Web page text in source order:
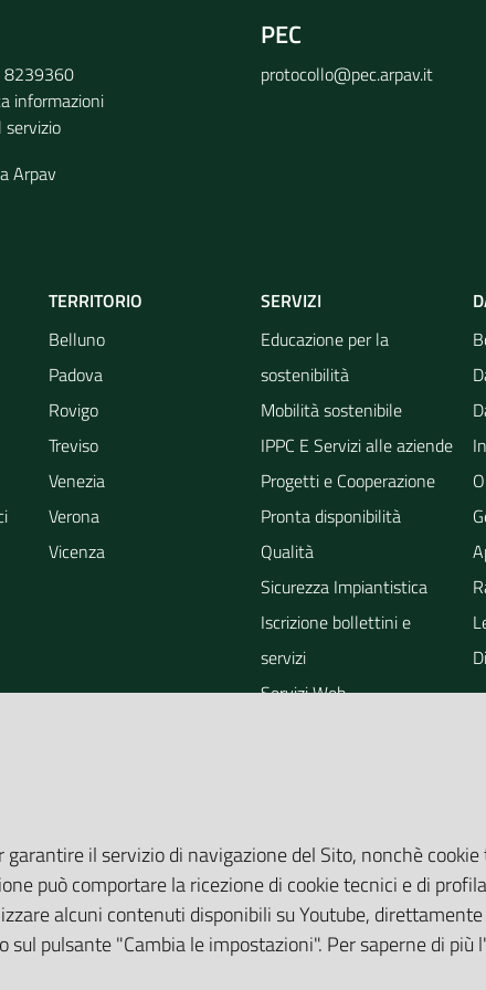
8239360
informazioni
Arpav
PEC
protocollo@pec.arpav.it
TERRITORIO
Belluno
Padova
Rovigo
Treviso
Venezia
Verona
Vicenza
SERVIZI
Educazione per la
sostenibilità
Mobilità sostenibile
IPPC E Servizi alle aziende
Progetti e Cooperazione
Pronta disponibilità
Qualità
Sicurezza Impiantistica
Iscrizione bollettini e
servizi
Servizi Web
il servizio di navigazione del Sito, nonchè
può comportare la ricezione di cookie tecnici e di
alcuni contenuti disponibili su Youtube,
pulsante "Cambia le impostazioni". Per saperne di